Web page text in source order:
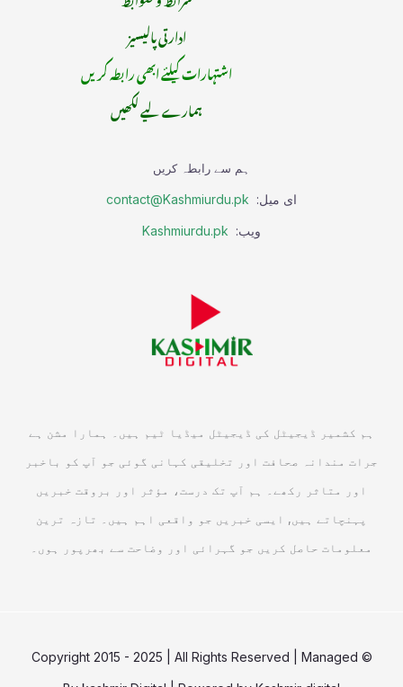
ادارتی پالیسیز
اشتہارات کیلئے ابھی رابطہ کریں
ہمارے لیے لکھیں
ہم سے رابطہ کریں
ای میل: contact@Kashmiurdu.pk
ویب: Kashmiurdu.pk
ہم کشمیر ڈیجیٹل کی ڈیجیٹل میڈیا ٹیم ہیں۔ ہمارا مشن ہے
جرات مندانہ صحافت اور تخلیقی کہانی گوئی جو آپ کو باخبر
اور متاثر رکھے۔ ہم آپ تک درست، مؤثر اور بروقت خبریں
پہنچاتے ہیں, ایسی خبریں جو واقعی اہم ہیں۔ تازہ ترین
معلومات حاصل کریں جو گہرائی اور وضاحت سے بھرپور ہوں۔
© Copyright 2015 - 2025 | All Rights Reserved | Managed